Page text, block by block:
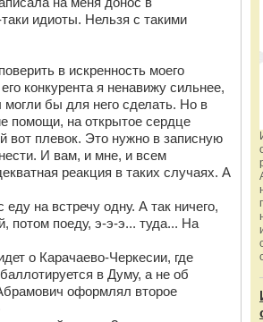
идиоты. Нельзя с такими
в искренность моего
конкурента я ненавижу сильнее,
бы для него сделать. Но в
помощи, на открытое сердце
вот плевок. Это нужно в записную
И вам, и мне, и всем
реакция в таких случаях. А
на встречу одну. А так ничего,
потом поеду, э-э-э... туда... На
о Карачаево-Черкесии, где
в Думу, а не об
оформлял второе